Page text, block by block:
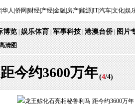
|华人 侨网 财经| 产经|金融| 房产|能源|IT|汽车|文化|娱
博览 | 娱乐体育 | 军事科技 | 港澳台侨 | 图片
清图
今约3600万年 (4/4)